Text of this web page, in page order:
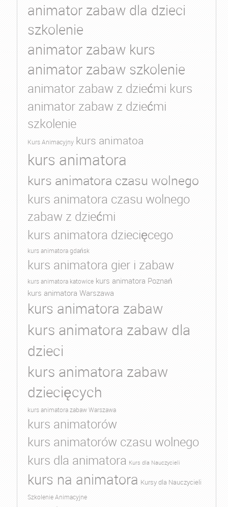
animator zabaw dla dzieci
szkolenie
animator zabaw kurs
animator zabaw szkolenie
animator zabaw z dziećmi kurs
animator zabaw z dziećmi
szkolenie
Kurs Animacyjny kurs animatoa
kurs animatora
kurs animatora czasu wolnego
kurs animatora czasu wolnego
zabaw z dziećmi
kurs animatora dziecięcego
kurs animatora gdańsk
kurs animatora gier i zabaw
kurs animatora katowice kurs animatora Poznań
kurs animatora Warszawa
kurs animatora zabaw
kurs animatora zabaw dla
dzieci
kurs animatora zabaw
dziecięcych
kurs animatora zabaw Warszawa
kurs animatorów
kurs animatorów czasu wolnego
kurs dla animatora Kurs dla Nauczycieli
kurs na animatora Kursy dla Nauczycieli
Szkolenie Animacyjne